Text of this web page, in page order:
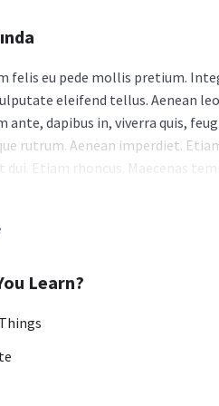
felis eu pede mollis pretium.
eleifend tellus. Aenean
ante, dapibus in, viverra quis,
rutrum. Aenean imperdiet.
dui. Etiam rhoncus. Maecenas
Etiam sit amet orci eget eros
fringilla vel, aliquet nec,
justo. Nullam dictum felis eu
Learn?